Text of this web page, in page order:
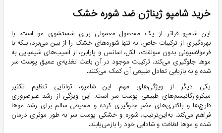
خرید شامپو ژیناژن ضد شوره خشک
این شامپو فراتر از یک محصول معمولی برای شستشوی مو است. با
بهره‌گیری از ترکیبات خاص، نه تنها شوره‌های خشک را از بین می‌برد، بلکه با
فرمولاسیونی بدون سولفات، الکل، اسانس و پارابن، از آسیب‌های شیمیایی به
موها جلوگیری می‌کند. ترکیبات موجود در آن باعث تغذیه‌ی عمیق پوست سر
شده و به بازیابی تعادل طبیعی آن کمک می‌کنند.
یکی دیگر از ویژگی‌های مهم این شامپو، توانایی تنظیم تکثیر
میکروارگانیسم‌های طبیعی پوست سر است. این ویژگی از رشد غیرضروری
قارچ‌ها و باکتری‌های مضر جلوگیری کرده و محیطی سالم برای رشد موها
فراهم می‌کند. به‌این‌ترتیب، شوره و خشکی پوست سر به طور موثری درمان
شده و موها لطافت و شادابی خود را بازمی‌یابند.